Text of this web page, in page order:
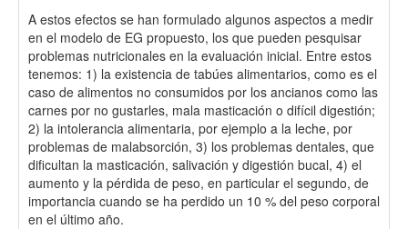
A estos efectos se han formulado algunos aspectos a medir
en el modelo de EG propuesto, los que pueden pesquisar
problemas nutricionales en la evaluación inicial. Entre estos
tenemos: 1) la existencia de tabúes alimentarios, como es el
caso de alimentos no consumidos por los ancianos como las
carnes por no gustarles, mala masticación o difícil digestión;
2) la intolerancia alimentaria, por ejemplo a la leche, por
problemas de malabsorción, 3) los problemas dentales, que
dificultan la masticación, salivación y digestión bucal, 4) el
aumento y la pérdida de peso, en particular el segundo, de
importancia cuando se ha perdido un 10 % del peso corporal
en el último año.